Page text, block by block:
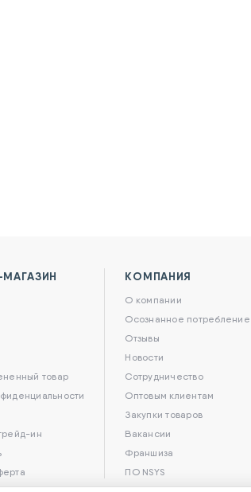
товар
ин
КОМПАНИЯ
О компании
Осознанное потребление
Отзывы
Новости
Сотрудничество
Оптовым клиентам
Закупки товаров
Вакансии
Франшиза
ПО NSYS